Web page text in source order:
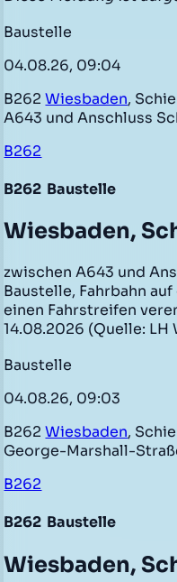
Baustelle
04.08.26, 09:04
B262Wiesbaden,
A643 und Anschluss
B262
B262 Baustelle
Wiesbaden,
zwischen A643 und
Baustelle, Fahrbahn
einen Fahrstreifen
14.08.2026 (Quelle: LH
Baustelle
04.08.26, 09:03
B262Wiesbaden,
George-Marshall-
B262
B262 Baustelle
Wiesbaden,